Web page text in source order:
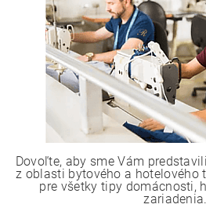
Dovoľte, aby sme Vám
z oblasti bytového a hotelového
pre všetky tipy domácnosti,
zariadenia.